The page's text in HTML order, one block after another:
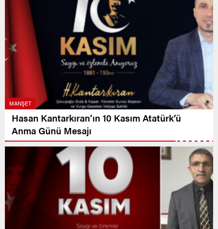
MANŞET
Hasan Kantarkıran’ın 10 Kasım Atatürk’ü
Anma Günü Mesajı